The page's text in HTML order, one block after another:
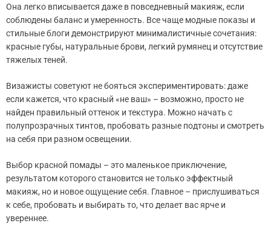
Она легко вписывается даже в повседневный макияж, если
соблюдены баланс и умеренность. Все чаще модные показы и
стильные блоги демонстрируют минималистичные сочетания:
красные губы, натуральные брови, легкий румянец и отсутствие
тяжелых теней.
Визажисты советуют не бояться экспериментировать: даже
если кажется, что красный «не ваш» – возможно, просто не
найден правильный оттенок и текстура. Можно начать с
полупрозрачных тинтов, пробовать разные подтоны и смотреть
на себя при разном освещении.
Выбор красной помады – это маленькое приключение,
результатом которого становится не только эффектный
макияж, но и новое ощущение себя. Главное – прислушиваться
к себе, пробовать и выбирать то, что делает вас ярче и
увереннее.